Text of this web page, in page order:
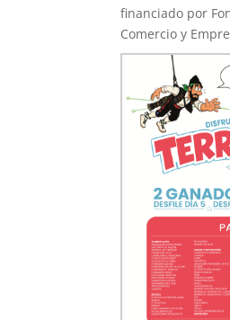
financiado por
Comercio y